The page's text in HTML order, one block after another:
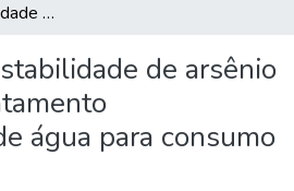
Avaliação da estabilidade de arsênio em lodo de tratamento convencional de água para consumo humano
de arsênio
água para consumo